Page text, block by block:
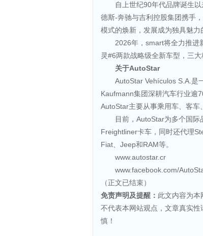
自上世纪90年代品牌诞生
德斯-奔驰与吉利控股集团携手
模式的焕新，发展成为独具魅力
2026年，smart将全力推进
灵#6两款战略级全新车型，三
关于AutoStar
AutoStar Vehículos S.A.是
Kaufmann集团深耕汽车行业逾
AutoStar主要从事乘用车、客车
目前，AutoStar为多个国
Freightliner卡车，同时还代理
Fiat、Jeep和RAM等。
www.autostar.cr
www.facebook.com/
（正文已结束）
免责声明及提醒： 此文内容为本
不代表本网站观点，文章真实
慎！